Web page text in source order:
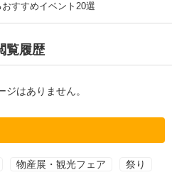
すすめイベント20選
覧履歴
はありません。
物産展・観光フェア 祭り